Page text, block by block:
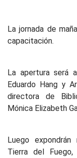
La jornada de
capacitación.
La apertura será
Eduardo Hang y
directora de
Mónica Elizabeth
Luego
Tierra del